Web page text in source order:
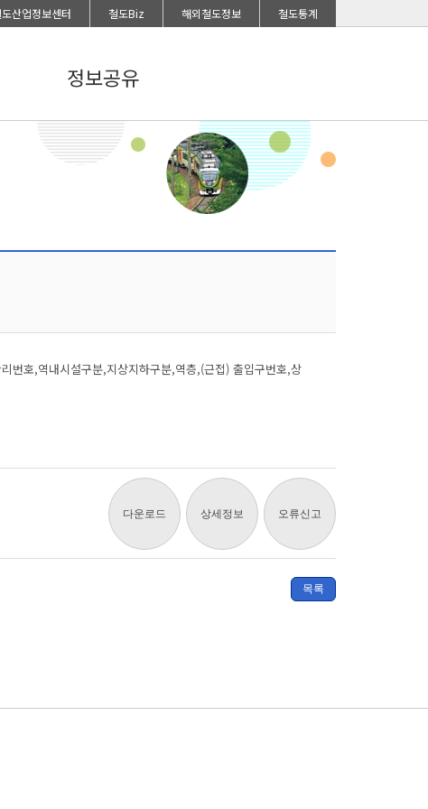
산업정보센터 철도Biz 해외철도정보 철도통계
정보공유
번호,역내시설구분,지상지하구분,역층,(근접) 출입구번호,상
다운로드 상세정보 오류신고
목록